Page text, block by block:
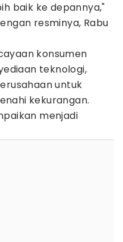
baik ke depannya,"
resminya, Rabu
konsumen
teknologi,
untuk
kekurangan.
menjadi